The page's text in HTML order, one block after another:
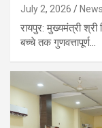
July 2, 2026
रायपुर: मुख्यमंत्री
बच्चे तक गुणवत्तापूर्ण…